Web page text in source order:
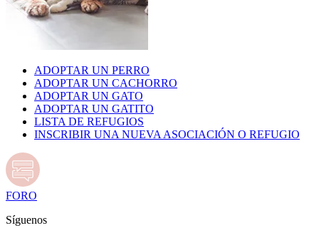
ADOPTAR UN PERRO
ADOPTAR UN CACHORRO
ADOPTAR UN GATO
ADOPTAR UN GATITO
LISTA DE REFUGIOS
INSCRIBIR UNA NUEVA ASOCIACIÓN O REFUGIO
FORO
Síguenos